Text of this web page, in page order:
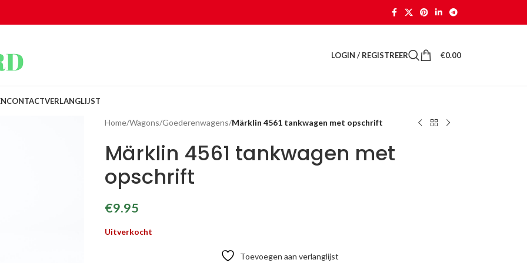
LOGIN / REGISTREER €0.00
CONTACTVERLANGLIJST
Home/Wagons/Goederenwagens/Märklin 4561 tankwagen met opschrift
Märklin 4561 tankwagen met
opschrift
€9.95
Uitverkocht
Toevoegen aan verlanglijst